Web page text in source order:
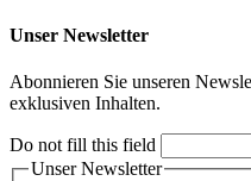
Unser Newsletter
Abonnieren Sie unseren
exklusiven Inhalten.
Do not fill this field
Unser Newsletter